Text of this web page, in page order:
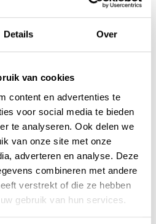
Details Over
van cookies
content en advertenties te
voor social media te bieden
te analyseren. Ook delen we
van onze site met onze
adverteren en analyse. Deze
combineren met andere
verstrekt of die ze hebben
gebruik van hun services.
secteur où tout commença: